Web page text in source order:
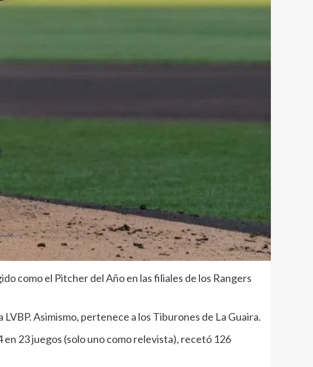
como el Pitcher del Año en las filiales de los Rangers
Asimismo, pertenece a los Tiburones de La Guaira.
23 juegos (solo uno como relevista), recetó 126